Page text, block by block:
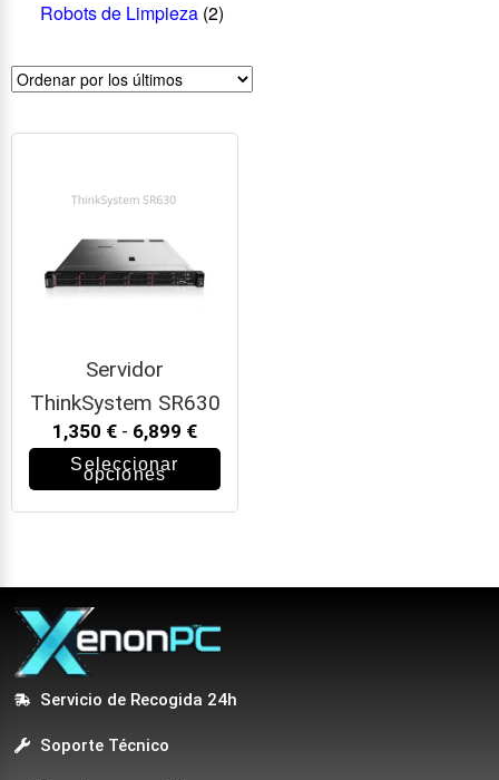
Robots de Limpieza (2)
Servidor
ThinkSystem SR630
1,350 € - 6,899 €
Seleccionar
opciones
Servicio de Recogida 24h
Soporte Técnico